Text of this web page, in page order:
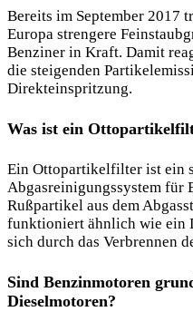
Bereits im September 2017
Europa strengere
Benziner in Kraft. Damit
die steigenden
Direkteinspritzung.
Was ist ein
Ein Ottopartikelfilter ist ein
Abgasreinigungssystem für
Rußpartikel aus dem
funktioniert ähnlich wie
sich durch das Verbrennen
Sind Benzinmotoren
Dieselmotoren?